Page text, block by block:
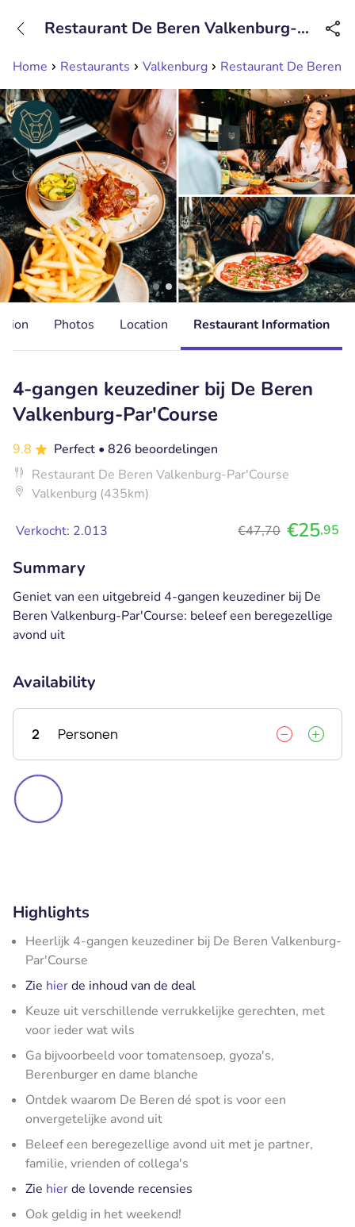
Available until 23:00
Home Restaurants Valkenburg Restaurant De Beren
Restaurant De Beren Valkenburg-
Photos Location Restaurant Information
4-gangen keuzediner bij De Beren
Valkenburg-Par'Course
9.8 Perfect • 826 beoordelingen
Restaurant De Beren Valkenburg-Par'Course
Valkenburg (435km)
Verkocht: 2.013 €47,70 €25,95
Summary
Geniet van een uitgebreid 4-gangen keuzediner bij De
Beren Valkenburg-Par'Course: beleef een beregezellige
avond uit
Availability
2 Personen
Highlights
Heerlijk 4-gangen keuzediner bij De Beren Valkenburg-
Par'Course
Zie hierde inhoud van de deal
Keuze uit verschillende verrukkelijke gerechten, met
voor ieder wat wils
Ga bijvoorbeeld voor tomatensoep, gyoza's,
Berenburger en dame blanche
Ontdek waarom De Beren dé spot is voor een
onvergetelijke avond uit
Beleef een beregezellige avond uit met je partner,
familie, vrienden of collega's
Zie hierde lovende recensies
Ook geldig in het weekend!